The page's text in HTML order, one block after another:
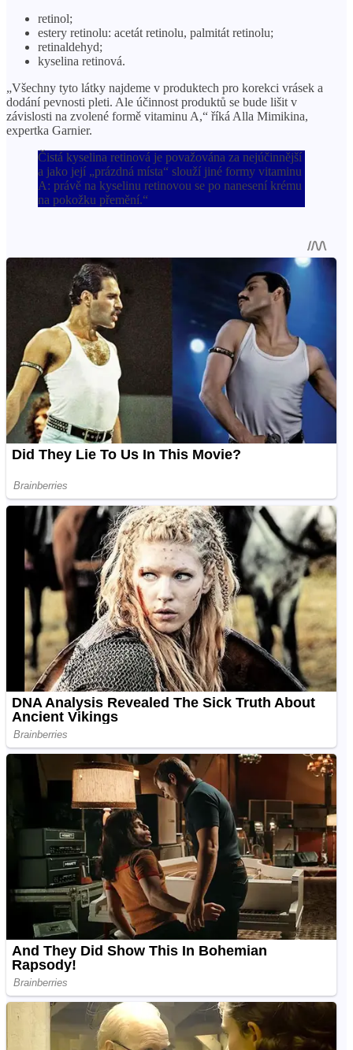
retinol;
estery retinolu: acetát retinolu, palmitát retinolu;
retinaldehyd;
kyselina retinová.
„Všechny tyto látky najdeme v produktech pro korekci vrásek a
dodání pevnosti pleti. Ale účinnost produktů se bude lišit v
závislosti na zvolené formě vitaminu A,“ říká Alla Mimikina,
expertka Garnier.
Čistá kyselina retinová je považována za nejúčinnější
a jako její „prázdná místa“ slouží jiné formy vitaminu
A: právě na kyselinu retinovou se po nanesení krému
na pokožku přemění.“